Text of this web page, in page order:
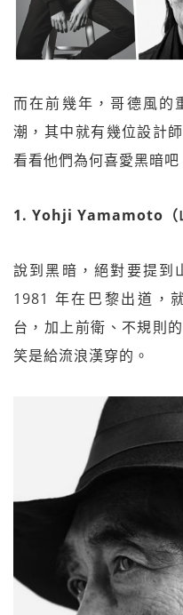
而在前幾年，哥德風的
潮，其中就有幾位設計
看看他們為何喜愛黑暗吧
1. Yohji Yamamoto（
說到黑暗，絕對要提到
1981 年在巴黎出道，
台，加上前衛、不規則
笑是給流浪漢穿的。